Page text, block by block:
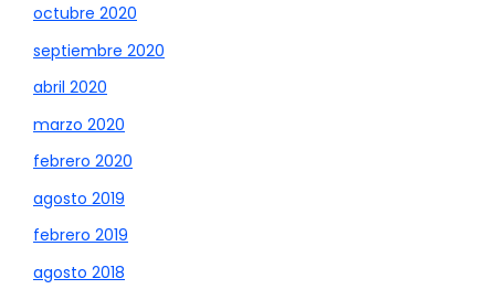
octubre 2020
septiembre 2020
abril 2020
marzo 2020
febrero 2020
agosto 2019
febrero 2019
agosto 2018